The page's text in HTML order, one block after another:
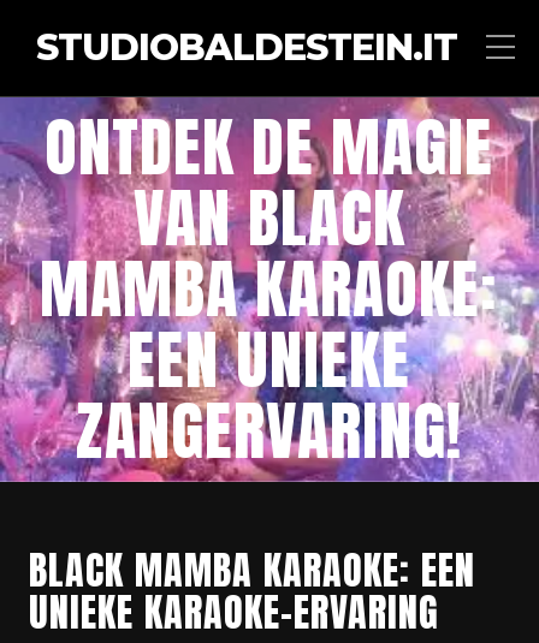
STUDIOBALDESTEIN.IT
ONTDEK DE MAGIE
VAN BLACK
MAMBA KARAOKE:
EEN UNIEKE
ZANGERVARING!
BLACK MAMBA KARAOKE: EEN
UNIEKE KARAOKE-ERVARING